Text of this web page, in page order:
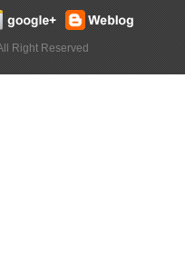
Right Reserved